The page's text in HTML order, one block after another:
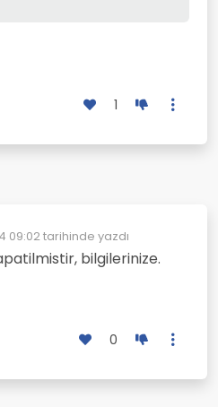
1
09:02tarihinde yazdı
bilgilerinize.
0